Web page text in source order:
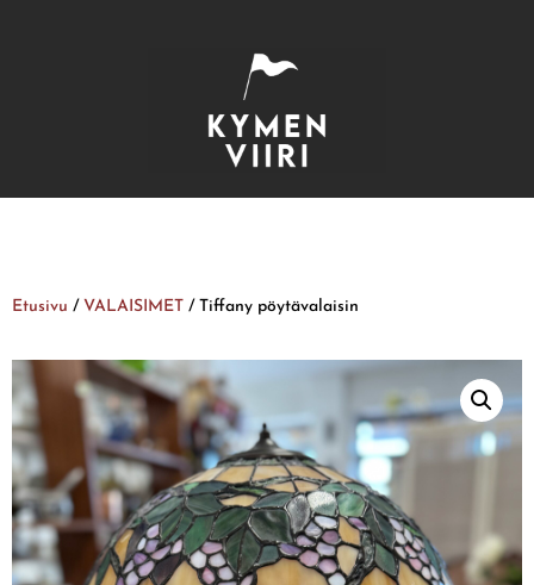
Etusivu / VALAISIMET / Tiffany pöytävalaisin